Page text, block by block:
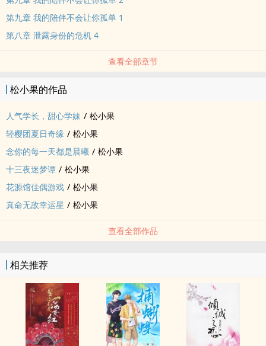
第九章 我的陪伴不会让你孤单 1
第八章 泄露身份的危机 4
查看全部章节
松小果的作品
人气学长，甜心学妹 / 松小果
轻樱团夏日奇缘 / 松小果
念你的每一天都是晨曦 / 松小果
十三夜迷梦谭 / 松小果
花源馆佳偶游戏 / 松小果
真命无敌幸运星 / 松小果
查看全部作品
相关推荐